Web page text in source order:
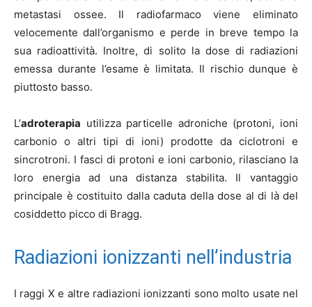
metastasi ossee. Il radiofarmaco viene eliminato
velocemente dall’organismo e perde in breve tempo la
sua radioattività. Inoltre, di solito la dose di radiazioni
emessa durante l’esame è limitata. Il rischio dunque è
piuttosto basso.
L’adroterapia utilizza particelle adroniche (protoni, ioni
carbonio o altri tipi di ioni) prodotte da ciclotroni e
sincrotroni. I fasci di protoni e ioni carbonio, rilasciano la
loro energia ad una distanza stabilita. Il vantaggio
principale è costituito dalla caduta della dose al di là del
cosiddetto picco di Bragg.
Radiazioni ionizzanti nell’industria
I raggi X e altre radiazioni ionizzanti sono molto usate nel